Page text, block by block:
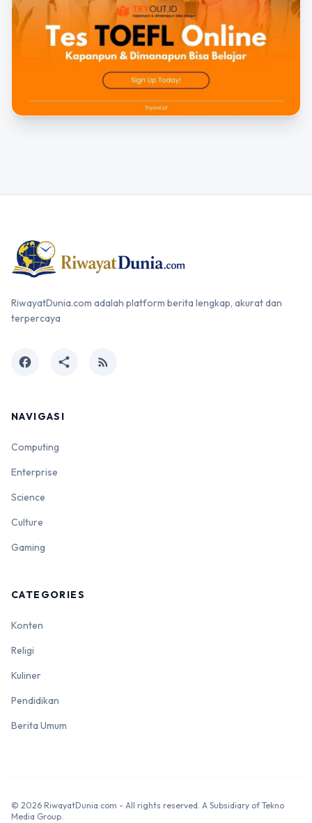
RiwayatDunia.com adalah platform berita lengkap, akurat dan
terpercaya
facebook share rss_feed
NAVIGASI
Computing
Enterprise
Science
Culture
Gaming
CATEGORIES
Konten
Religi
Kuliner
Pendidikan
Berita Umum
© 2026 RiwayatDunia.com - All rights reserved. A Subsidiary of Tekno
Media Group.